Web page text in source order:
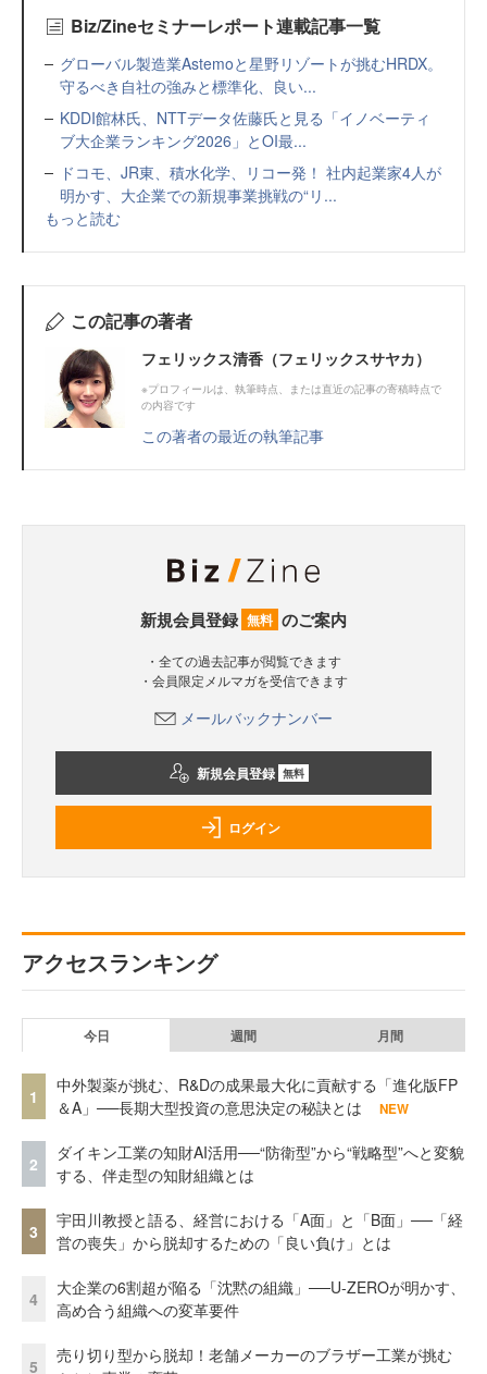
Biz/Zineセミナーレポート連載記事一覧
グローバル製造業Astemoと星野リゾートが挑むHRDX。
守るべき自社の強みと標準化、良い...
KDDI館林氏、NTTデータ佐藤氏と見る「イノベーティ
ブ大企業ランキング2026」とOI最...
ドコモ、JR東、積水化学、リコー発！ 社内起業家4人が
明かす、大企業での新規事業挑戦の“リ...
もっと読む
この記事の著者
フェリックス清香（フェリックスサヤカ）
※プロフィールは、執筆時点、または直近の記事の寄稿時点で
の内容です
この著者の最近の執筆記事
新規会員登録 無料 のご案内
・全ての過去記事が閲覧できます
・会員限定メルマガを受信できます
メールバックナンバー
新規会員登録 無料
ログイン
アクセスランキング
今日 週間 月間
1
中外製薬が挑む、R&Dの成果最大化に貢献する「進化版FP
＆A」──長期大型投資の意思決定の秘訣とは
NEW
2
ダイキン工業の知財AI活用──“防衛型”から“戦略型”へと変貌
する、伴走型の知財組織とは
3
宇田川教授と語る、経営における「A面」と「B面」──「経
営の喪失」から脱却するための「良い負け」とは
4
大企業の6割超が陥る「沈黙の組織」──U-ZEROが明かす、
高め合う組織への変革要件
5
売り切り型から脱却！老舗メーカーのブラザー工業が挑む